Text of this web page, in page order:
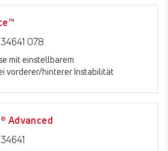
34641 078
mit einstellbarem
vorderer/hinterer Instabilität
Advanced
34641